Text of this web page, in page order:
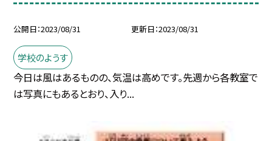
公開日 2023/08/31 更新日 2023/08/31
学校のようす
今日は風はあるものの、気温は高めです。先週から各教室で
は写真にもあるとおり、入り...